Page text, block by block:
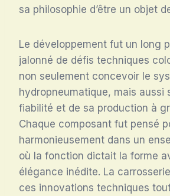
sa philosophie d’être un objet
Le développement fut un long
jalonné de défis techniques
non seulement concevoir le
hydropneumatique, mais aussi
fiabilité et de sa production à
Chaque composant fut pensé
harmonieusement dans un
où la fonction dictait la forme
élégance inédite. La
ces innovations techniques